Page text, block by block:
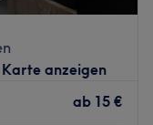
typgerechte
Looks
sich persönlich,
anzeigen
ab 15 €